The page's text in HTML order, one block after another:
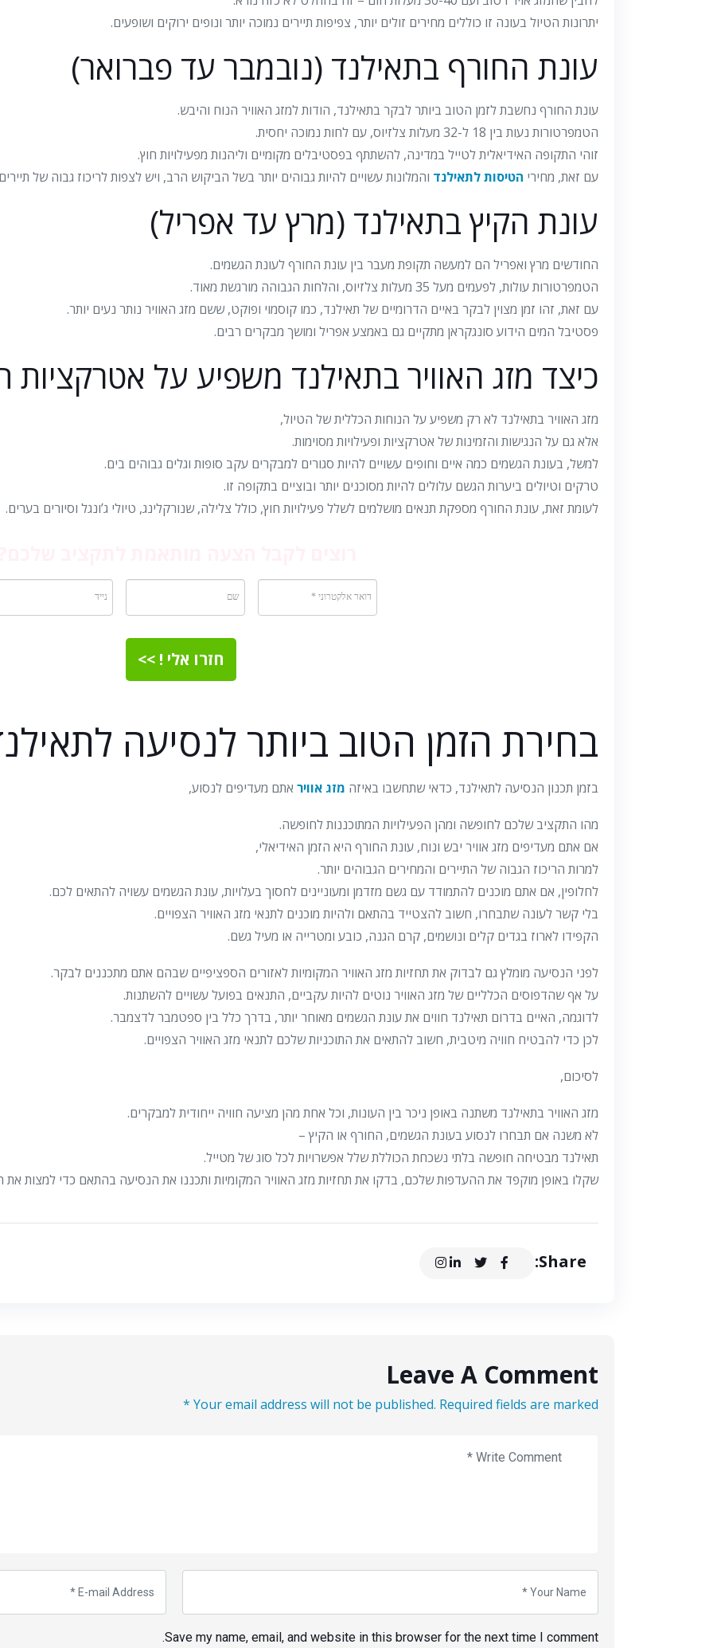
יתרונות הטיול בעונה זו כוללים מחירים זולים יותר, צפיפות תיירים נמוכה יותר ונופים ירוקים ושופעים.
עונת החורף בתאילנד (נובמבר עד פברואר)
עונת החורף נחשבת לזמן הטוב ביותר לבקר בתאילנד, הודות למזג האוויר הנוח והיבש.
הטמפרטורות נעות בין 18 ל-32 מעלות צלזיוס, עם לחות נמוכה יחסית.
זוהי התקופה האידיאלית לטייל במדינה, להשתתף בפסטיבלים מקומיים וליהנות מפעילויות חוץ.
עם זאת, מחירי הטיסות לתאילנד והמלונות עשויים להיות גבוהים יותר בשל הביקוש הרב, ויש לצפות לריכוז גבוה של
עונת הקיץ בתאילנד (מרץ עד אפריל)
החודשים מרץ ואפריל הם למעשה תקופת מעבר בין עונת החורף לעונת הגשמים.
הטמפרטורות עולות, לפעמים מעל 35 מעלות צלזיוס, והלחות הגבוהה מורגשת מאוד.
עם זאת, זהו זמן מצוין לבקר באיים הדרומיים של תאילנד, כמו קוסמוי ופוקט, ששם מזג האוויר נותר נעים יותר.
פסטיבל המים הידוע סונגקראן מתקיים גם באמצע אפריל ומושך מבקרים רבים.
כיצד מזג האוויר בתאילנד משפיע על אטרקציות
מזג האוויר בתאילנד לא רק משפיע על הנוחות הכללית של הטיול,
אלא גם על הנגישות והזמינות של אטרקציות ופעילויות מסוימות.
למשל, בעונת הגשמים כמה איים וחופים עשויים להיות סגורים למבקרים עקב סופות וגלים גבוהים בים.
טרקים וטיולים ביערות הגשם עלולים להיות מסוכנים יותר ובוציים בתקופה זו.
לעומת זאת, עונת החורף מספקת תנאים מושלמים לשלל פעילויות חוץ, כולל צלילה, שנורקלינג, טיולי ג’ונגל וסיורים בערים.
חזרו אלי ! >>
בחירת הזמן הטוב ביותר לנסיעה
בזמן תכנון הנסיעה לתאילנד, כדאי שתחשבו באיזה מזג אוויר אתם מעדיפים לנסוע,
מהו התקציב שלכם לחופשה ומהן הפעילויות המתוכננות לחופשה.
אם אתם מעדיפים מזג אוויר יבש ונוח, עונת החורף היא הזמן האידיאלי,
למרות הריכוז הגבוה של התיירים והמחירים הגבוהים יותר.
לחלופין, אם אתם מוכנים להתמודד עם גשם מזדמן ומעוניינים לחסוך בעלויות, עונת הגשמים עשויה להתאים לכם.
בלי קשר לעונה שתבחרו, חשוב להצטייד בהתאם ולהיות מוכנים לתנאי מזג האוויר הצפויים.
הקפידו לארוז בגדים קלים ונושמים, קרם הגנה, כובע ומטרייה או מעיל גשם.
לפני הנסיעה מומלץ גם לבדוק את תחזיות מזג האוויר המקומיות לאזורים הספציפיים שבהם אתם מתכננים לבקר.
על אף שהדפוסים הכלליים של מזג האוויר נוטים להיות עקביים, התנאים בפועל עשויים להשתנות.
לדוגמה, האיים בדרום תאילנד חווים את עונת הגשמים מאוחר יותר, בדרך כלל בין ספטמבר לדצמבר.
לכן כדי להבטיח חוויה מיטבית, חשוב להתאים את התוכניות שלכם לתנאי מזג האוויר הצפויים.
לסיכום,
מזג האוויר בתאילנד משתנה באופן ניכר בין העונות, וכל אחת מהן מציעה חוויה ייחודית למבקרים.
לא משנה אם תבחרו לנסוע בעונת הגשמים, החורף או הקיץ –
תאילנד מבטיחה חופשה בלתי נשכחת הכוללת שלל אפשרויות לכל סוג של מטייל.
שקלו באופן מוקפד את ההעדפות שלכם, בדקו את תחזיות מזג האוויר המקומיות ותכננו את הנסיעה בהתאם כדי למצות את
Share:
Leave A Comment
Your email address will not be published. Required fields are marked *
Save my name, email, and website in this browser for the next time I comment.